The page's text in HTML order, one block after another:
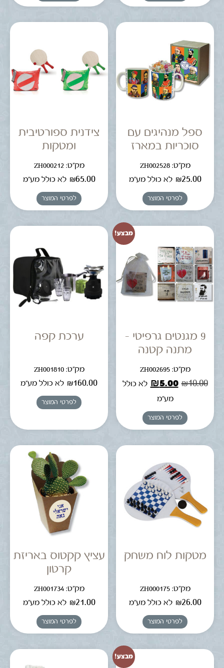
ספל מנהיגים עם
סוכריות במארז
מק"ט: ZH002528
₪25.00 לא כולל מע"מ
לפרטי המוצר
צידנית ספורטיבית
ומטקות
מק"ט: ZH000212
₪65.00 לא כולל מע"מ
לפרטי המוצר
מבצע!
9 מגנטים גרפיטי –
מתנה קטנה
מק"ט: ZH002695
₪10.00
₪5.00
לא כולל
מע"מ
לפרטי המוצר
ערכת קפה
מק"ט: ZH001810
₪160.00 לא כולל מע"מ
לפרטי המוצר
מטקות לוח משחק
מק"ט: ZH000175
₪26.00 לא כולל מע"מ
לפרטי המוצר
עציץ קקטוס באריזת
קרטון
מק"ט: ZH001734
₪21.00 לא כולל מע"מ
לפרטי המוצר
מבצע!